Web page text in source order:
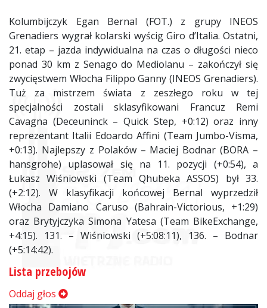
Kolumbijczyk Egan Bernal (FOT.) z grupy INEOS
Grenadiers wygrał kolarski wyścig Giro d’Italia. Ostatni,
21. etap – jazda indywidualna na czas o długości nieco
ponad 30 km z Senago do Mediolanu – zakończył się
zwycięstwem Włocha Filippo Ganny (INEOS Grenadiers).
Tuż za mistrzem świata z zeszłego roku w tej
specjalności zostali sklasyfikowani Francuz Remi
Cavagna (Deceuninck – Quick Step, +0:12) oraz inny
reprezentant Italii Edoardo Affini (Team Jumbo-Visma,
+0:13). Najlepszy z Polaków – Maciej Bodnar (BORA –
hansgrohe) uplasował się na 11. pozycji (+0:54), a
Łukasz Wiśniowski (Team Qhubeka ASSOS) był 33.
(+2:12). W klasyfikacji końcowej Bernal wyprzedził
Włocha Damiano Caruso (Bahrain-Victorious, +1:29)
oraz Brytyjczyka Simona Yatesa (Team BikeExchange,
+4:15). 131. – Wiśniowski (+5:08:11), 136. – Bodnar
(+5:14:42).
Lista przebojów
Oddaj głos